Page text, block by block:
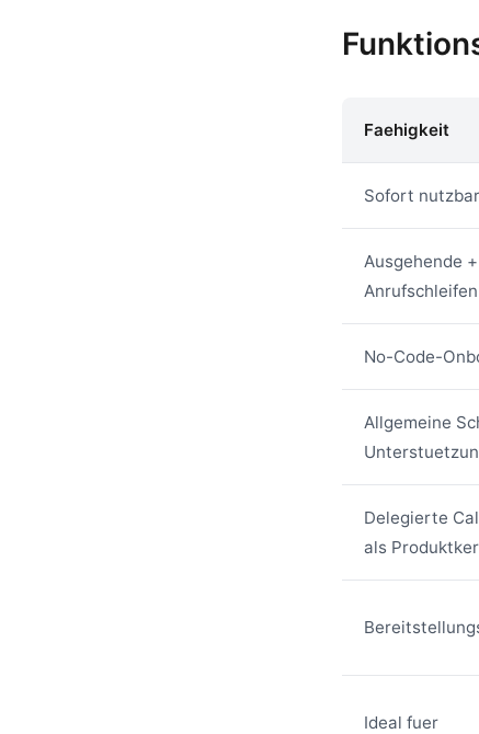
Faehigkeit
Sofort
Ausgehende
No-Code-
Allgemeine
Delegierte
als
Ideal fuer